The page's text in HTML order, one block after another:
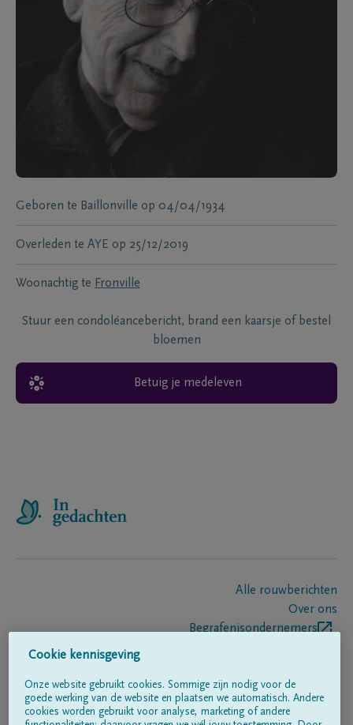
Geboren te Baillonville op 04/04/1934
Overleden te AYE op 25/12/2019
Woonachtig te Fronville
Stuur een condoléancebericht, brand een kaarsje of bestel
bloemen
Betuig je medeleven
Alle rouwberichten
Over ons
Begrafenisondernemers
Volg ons op
Cookie kennisgeving
Onze website gebruikt cookies. Sommige zijn nodig voor de
goede werking van de website en plaatsen we automatisch. Andere
cookies worden gebruikt voor analyse, marketing of andere